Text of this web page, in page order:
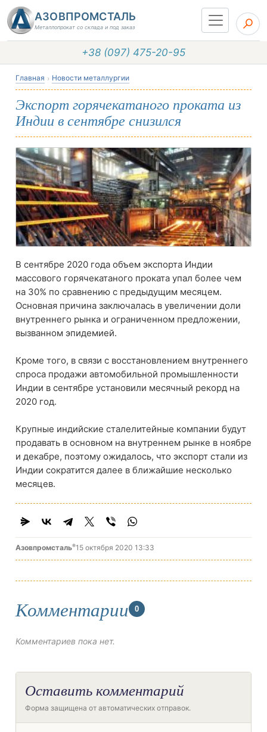
АЗОВПРОМСТАЛЬ
Металлопрокат со склада и под заказ
+38 (097) 475-20-95
Главная Новости металлургии
Экспорт горячекатаного проката из
Индии в сентябре снизился
В сентябре 2020 года объем экспорта Индии
массового горячекатаного проката упал более чем
на 30% по сравнению с предыдущим месяцем.
Основная причина заключалась в увеличении доли
внутреннего рынка и ограниченном предложении,
вызванном эпидемией.
Кроме того, в связи с восстановлением внутреннего
спроса продажи автомобильной промышленности
Индии в сентябре установили месячный рекорд на
2020 год.
Крупные индийские сталелитейные компании будут
продавать в основном на внутреннем рынке в ноябре
и декабре, поэтому ожидалось, что экспорт стали из
Индии сократится далее в ближайшие несколько
месяцев.
Азовпромсталь®15 октября 2020 13:33
Комментарии 0
Комментариев пока нет.
Оставить комментарий
Форма защищена от автоматических отправок.